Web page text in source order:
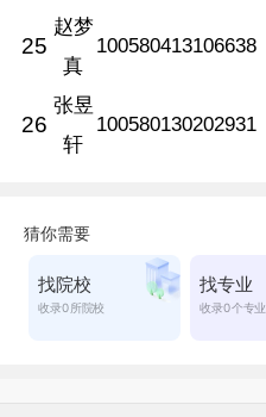
25
赵梦
真
100580413106638
26
张昱
轩
100580130202931